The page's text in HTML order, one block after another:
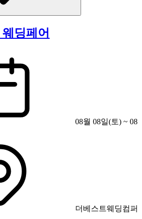
딩페어
08월 08일(토) ~ 08
더베스트웨딩컴퍼